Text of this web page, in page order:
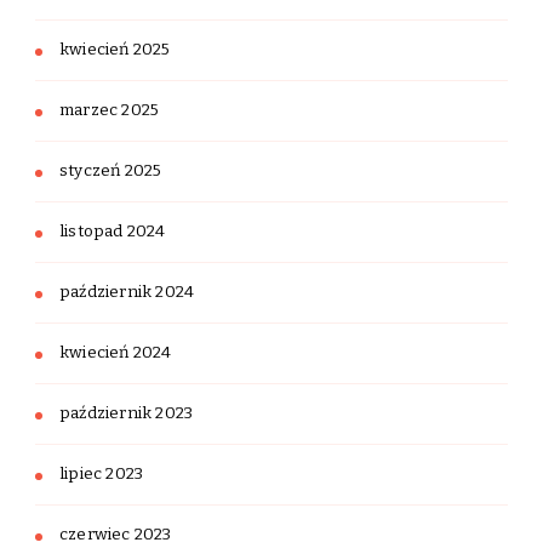
kwiecień 2025
marzec 2025
styczeń 2025
listopad 2024
październik 2024
kwiecień 2024
październik 2023
lipiec 2023
czerwiec 2023